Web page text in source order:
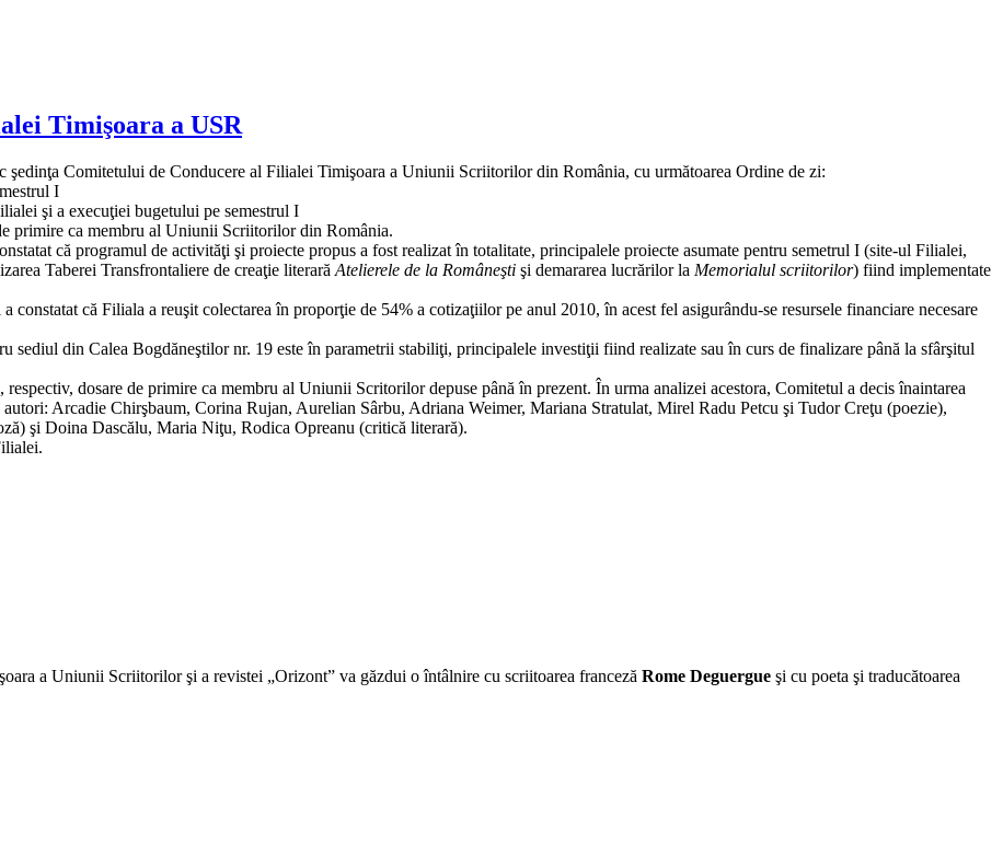
Timişoara a USR
Comitetului de Conducere al Filialei Timişoara a Uniunii Scriitorilor din România, cu următoarea Ordine de zi:
I
şi a execuţiei bugetului pe semestrul I
primire ca membru al Uniunii Scriitorilor din România.
că programul de activităţi şi proiecte propus a fost realizat în totalitate, principalele proiecte asumate pentru semetrul I (site-ul Filialei,
Taberei Transfrontaliere de creaţie literară Atelierele de la Româneşti şi demararea lucrărilor la Memorialul scriitorilor) fiind implementate
constatat că Filiala a reuşit colectarea în proporţie de 54% a cotizaţiilor pe anul 2010, în acest fel asigurându-se resursele financiare necesare
sediul din Calea Bogdăneştilor nr. 19 este în parametrii stabiliţi, principalele investiţii fiind realizate sau în curs de finalizare până la sfârşitul
dosare de primire ca membru al Uniunii Scritorilor depuse până în prezent. În urma analizei acestora, Comitetul a decis înaintarea
Arcadie Chirşbaum, Corina Rujan, Aurelian Sârbu, Adriana Weimer, Mariana Stratulat, Mirel Radu Petcu şi Tudor Creţu (poezie),
şi Doina Dascălu, Maria Niţu, Rodica Opreanu (critică literară).
a Uniunii Scriitorilor şi a revistei „Orizont” va găzdui o întâlnire cu scriitoarea franceză Rome Deguergue şi cu poeta şi traducătoarea